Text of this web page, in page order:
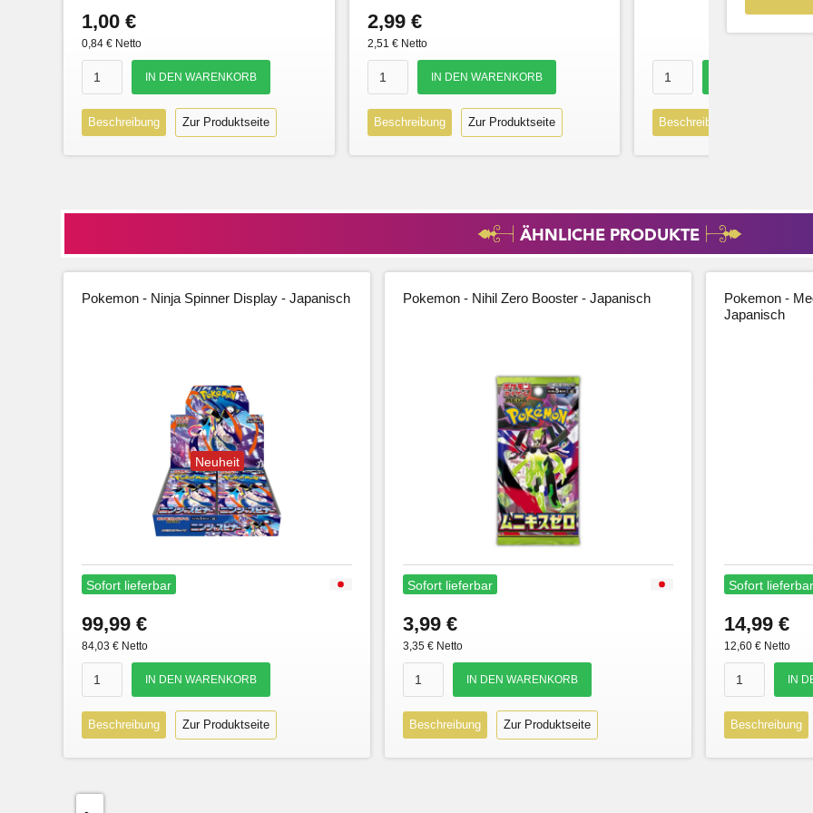
1,00 €
0,84 € Netto
Beschreibung Zur Produktseite
2,99 €
2,51 € Netto
Beschreibung Zur Produktseite Beschreibung
ÄHNLICHE PRODUKTE
Pokemon - Ninja Spinner Display - Japanisch
Neuheit
Sofort lieferbar
99,99 €
84,03 € Netto
Beschreibung Zur Produktseite
Pokemon - Nihil Zero Booster - Japanisch
Sofort lieferbar
3,99 €
3,35 € Netto
Beschreibung Zur Produktseite
Pokemon -
Japanisch
Sofort lieferbar
14,99 €
12,60 € Netto
Beschreibung